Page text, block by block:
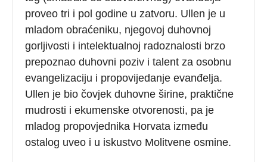
proveo tri i pol godine u zatvoru. Ullen je u
mladom obraćeniku, njegovoj duhovnoj
gorljivosti i intelektualnoj radoznalosti brzo
prepoznao duhovni poziv i talent za osobnu
evangelizaciju i propovijedanje evanđelja.
Ullen je bio čovjek duhovne širine, praktične
mudrosti i ekumenske otvorenosti, pa je
mladog propovjednika Horvata između
ostalog uveo i u iskustvo Molitvene osmine.